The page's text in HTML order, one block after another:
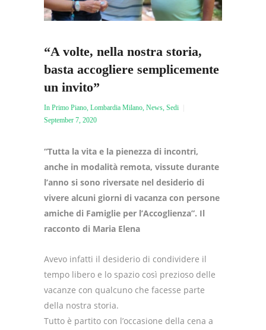
“A volte, nella nostra storia,
basta accogliere semplicemente
un invito”
In Primo Piano Lombardia Milano News Sedi
September 7, 2020
“Tutta la vita e la pienezza di incontri,
anche in modalità remota, vissute durante
l’anno si sono riversate nel desiderio di
vivere alcuni giorni di vacanza con persone
amiche di Famiglie per l’Accoglienza”. Il
racconto di Maria Elena
Avevo infatti il desiderio di condividere il
tempo libero e lo spazio così prezioso delle
vacanze con qualcuno che facesse parte
della nostra storia.
Tutto è partito con l’occasione della cena a